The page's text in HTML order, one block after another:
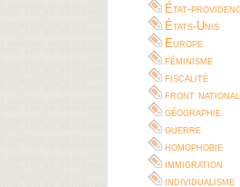
État-
États-Unis
Europe
féminisme
fiscalité
front national
géographie
guerre
homophobie
immigration
individualisme